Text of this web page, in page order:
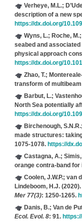
Verheye, M.L.;
description of a new
https://dx.doi.org/
Wyns, L.; Roche,
seabed and
physical approach
https://dx.doi.org/
Zhao, T.;
transform of
Barbut, L.;
North Sea potentially
https://dx.doi.org/
Birchenough,
made structures:
1075-1078. https://
Castagna, A.;
orange contra-band
Coolen, J.W.P.; van
Lindeboom, H.J.(2020).
Mer 77(3): 1250-1265.
Danis, B.; Van de
Ecol. Evol. 8: 91.